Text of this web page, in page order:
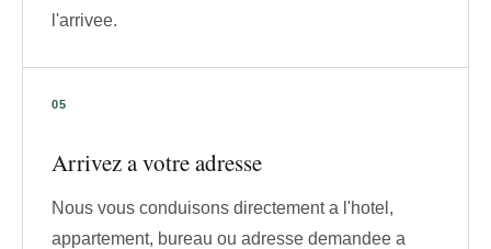
l'arrivee.
Arrivez a votre adresse
Nous vous conduisons directement a l'hotel,
appartement, bureau ou adresse demandee a